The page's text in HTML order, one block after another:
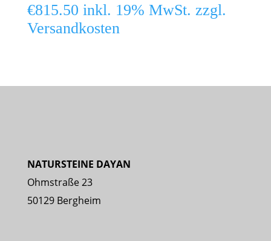
Menge
€815.50 inkl. 19% MwSt. zzgl.
Versandkosten
NATURSTEINE DAYAN
Ohmstraße 23
50129 Bergheim